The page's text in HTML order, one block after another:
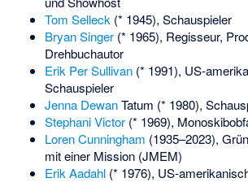
Tom Selleck(* 1945), Schauspieler
Bryan Singer(* 1965), Regisseur,
Drehbuchautor
Erik Per Sullivan(* 1991), US-
Schauspieler
Jenna DewanTatum (* 1980),
Stephani Victor(* 1969),
Loren Cunningham (1935–2023),
mit einer Mission (JMEM)
Erik Aadahl(* 1976), US-